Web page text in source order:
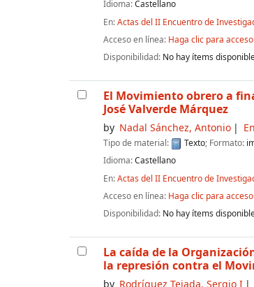
Idioma:Castellano
En:Actas del II Encuentro de
Acceso en línea: Haga clic para
Disponibilidad: No hay ítems
El Movimiento obrero a
José Valverde Márquez
by Nadal Sánchez, Antonio
Tipo de material: Texto; Formato:
Idioma:Castellano
En:Actas del II Encuentro de
Acceso en línea: Haga clic para
Disponibilidad: No hay ítems
La caída de la
la represión contra el